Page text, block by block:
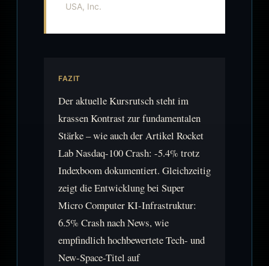
USA, Inc.
FAZIT
Der aktuelle Kursrutsch steht im
krassen Kontrast zur fundamentalen
Stärke – wie auch der Artikel Rocket
Lab Nasdaq-100 Crash: -5.4% trotz
Indexboom dokumentiert. Gleichzeitig
zeigt die Entwicklung bei Super
Micro Computer KI-Infrastruktur:
6.5% Crash nach News, wie
empfindlich hochbewertete Tech- und
New-Space-Titel auf